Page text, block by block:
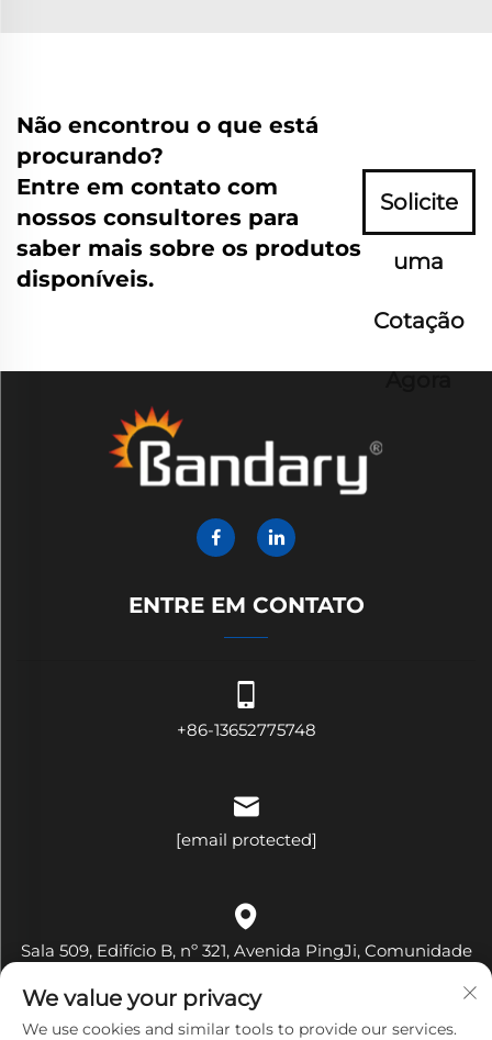
Não encontrou o que está
procurando?
Entre em contato com
nossos consultores para
saber mais sobre os produtos
disponíveis.
Solicite
uma
Cotação
Agora
ENTRE EM CONTATO
+86-13652775748
[email protected]
Sala 509, Edifício B, nº 321, Avenida PingJi, Comunidade
Shenzhen, Província de Guangdong, China
We value your privacy
We use cookies and similar tools to provide our services.